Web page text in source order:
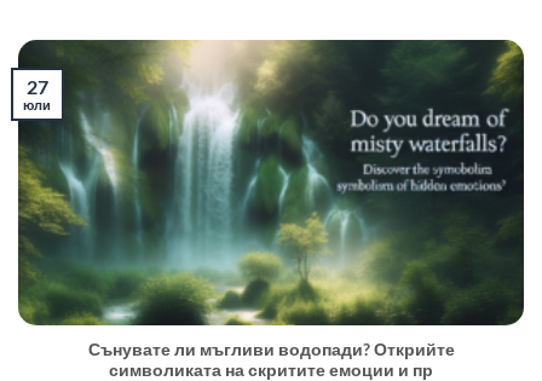
Сънувате ли мъгливи водопади? Открийте
символиката на скритите емоции и пр
27
юли